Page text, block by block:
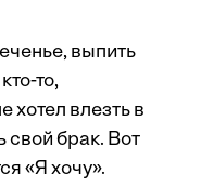
выпить
то,
влезть в
свой брак. Вот
«Я хочу».